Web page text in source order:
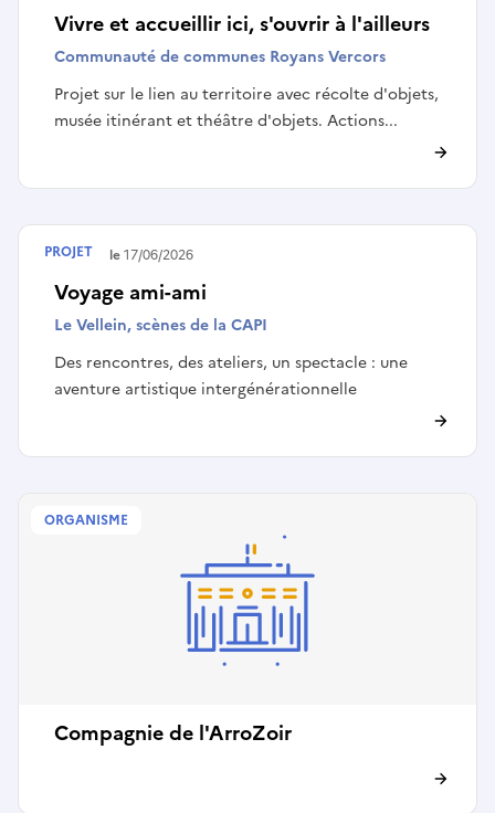
Vivre et accueillir ici, s'ouvrir à l'ailleurs
Communauté de communes Royans Vercors
Projet sur le lien au territoire avec récolte d'objets,
musée itinérant et théâtre d'objets. Actions...
Voyage ami-ami
Le Vellein, scènes de la CAPI
Des rencontres, des ateliers, un spectacle : une
aventure artistique intergénérationnelle
Terminé le17/06/2026
PROJET
Compagnie de l'ArroZoir
ORGANISME